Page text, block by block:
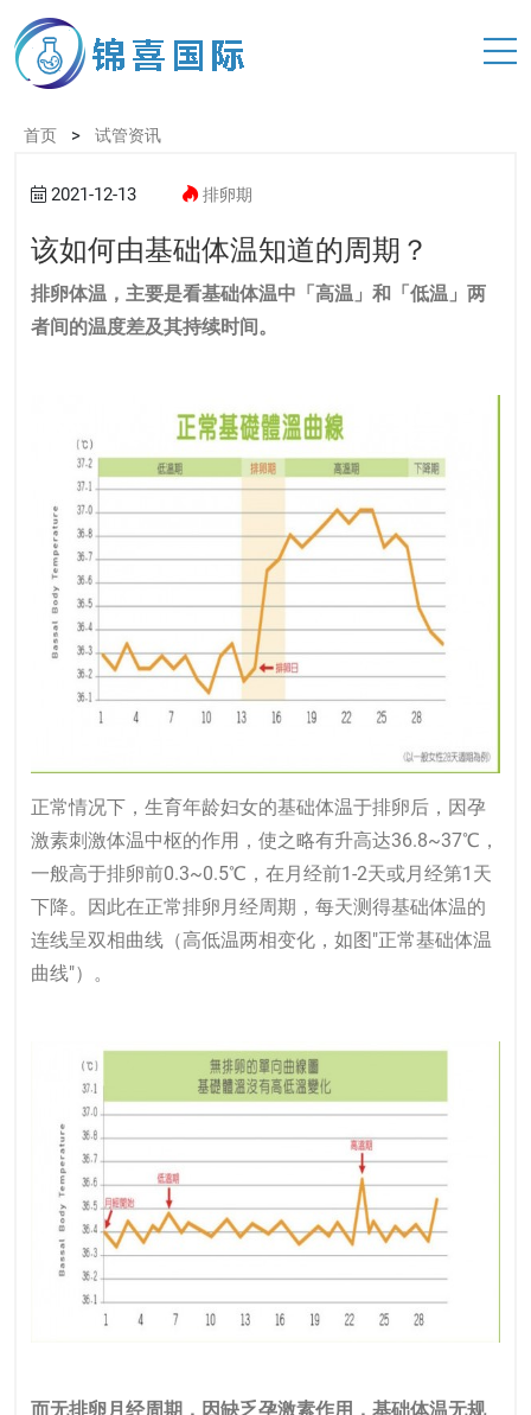
首页 > 试管资讯
2021-12-13 排卵期
该如何由基础体温知道的周期？
排卵体温，主要是看基础体温中「高温」和「低温」两
者间的温度差及其持续时间。
正常情况下，生育年龄妇女的基础体温于排卵后，因孕
激素刺激体温中枢的作用，使之略有升高达36.8~37℃，
一般高于排卵前0.3~0.5℃，在月经前1-2天或月经第1天
下降。因此在正常排卵月经周期，每天测得基础体温的
连线呈双相曲线（高低温两相变化，如图"正常基础体温
曲线"）。
而无排卵月经周期，因缺乏孕激素作用，基础体温无规